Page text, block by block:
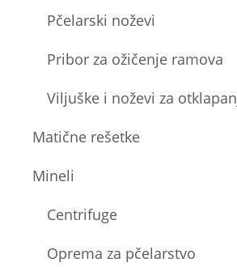
Pčelarski noževi
Pribor za ožičenje ramova
Viljuške i noževi za
Matične rešetke
Mineli
Centrifuge
Oprema za pčelarstvo